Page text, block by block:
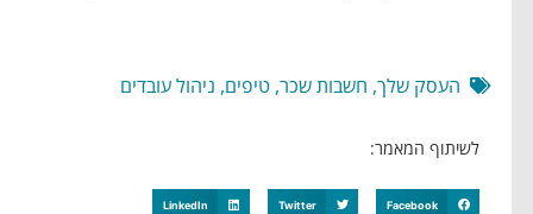
העסק שלך, חשבות שכר, טיפים, ניהול עובדים
לשיתוף המאמר:
Facebook
Twitter
LinkedIn